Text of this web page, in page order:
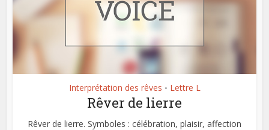
Interprétation des rêves • Lettre L
Rêver de lierre
Rêver de lierre. Symboles : célébration, plaisir, affection